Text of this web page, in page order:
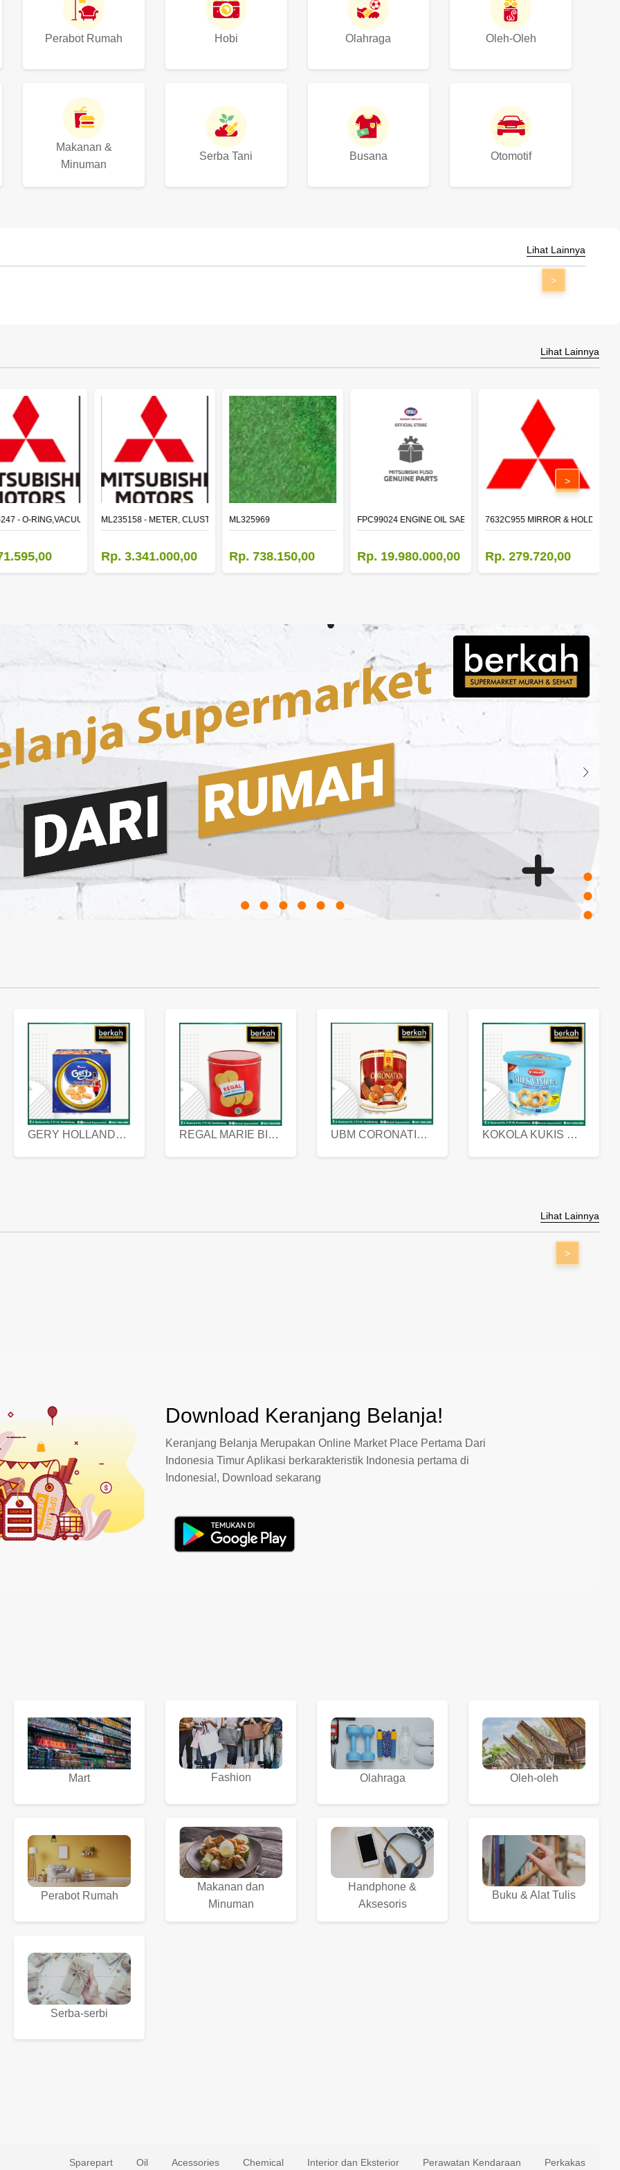
Perabot Rumah Hobi Olahraga Oleh-Oleh
Makanan &
Minuman
Serba Tani Busana Otomotif
Lihat Lainnya
>
Lihat Lainnya
- O-RING,VACUUM PUMPML235158 - METER, CLUSTER CANTER
Rp. 3.341.000,00
ML325969
Rp. 738.150,00
FPC99024 ENGINE OIL SAE 15W-40 API CI-4 (200L)
Rp. 19.980.000,00
7632C955 MIRROR &
Rp. 279.720,00
>
GERY HOLLANDA BUTTER COOKIES 450 GRAM REGAL MARIE BISCUIT KALENG 550 GRAM UBM CORONATION ASSORTED BISKUIT KALENG 450 GRAM KOKOLA KUKIS HYGIENIC MILK VANILLA PACK 320 GR
Lihat Lainnya
>
Download Keranjang Belanja!
Keranjang Belanja Merupakan Online Market Place Pertama Dari
Indonesia Timur Aplikasi berkarakteristik Indonesia pertama di
Indonesia!, Download sekarang
Mart Fashion Olahraga Oleh-oleh
Perabot Rumah
Makanan dan
Minuman
Handphone &
Aksesoris
Buku & Alat Tulis
Serba-serbi
Sparepart Oil Acessories Chemical Interior dan Eksterior Perawatan Kendaraan Perkakas